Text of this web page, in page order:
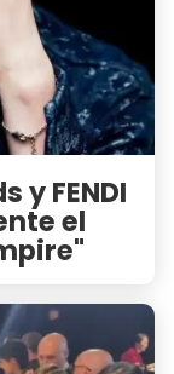
y FENDI
el